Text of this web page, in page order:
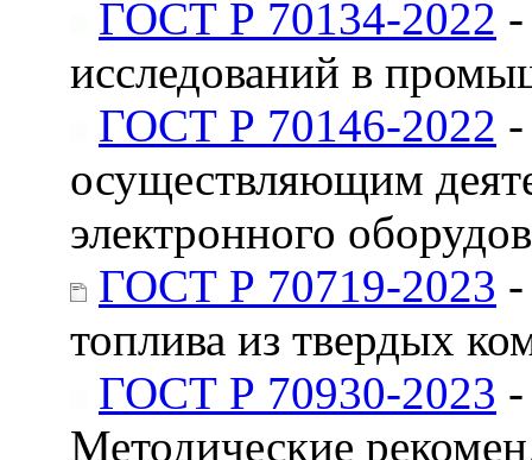
ГОСТ Р 70134-2022
исследований в
ГОСТ Р 70146-2022
осуществляющим
электронного
ГОСТ Р 70719-2023
топлива из твердых
ГОСТ Р 70930-2023
Методические